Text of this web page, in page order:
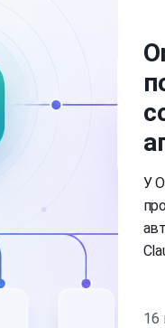
У
16